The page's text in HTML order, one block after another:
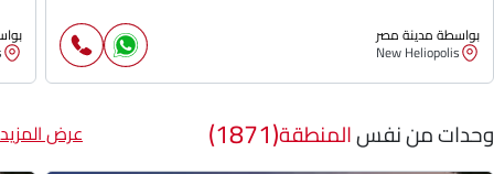
بواسطة مدينة مصر
New Heliopolis
وحدات من نفسالمنطقة(1871) عرض المزيد